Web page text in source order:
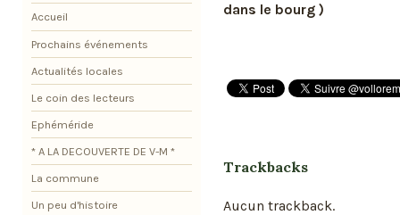
dans le bourg )
Trackbacks
Aucun trackback.
Accueil
Prochains événements
Actualités locales
Le coin des lecteurs
Ephéméride
* A LA DECOUVERTE DE V-M *
La commune
Un peu d'histoire